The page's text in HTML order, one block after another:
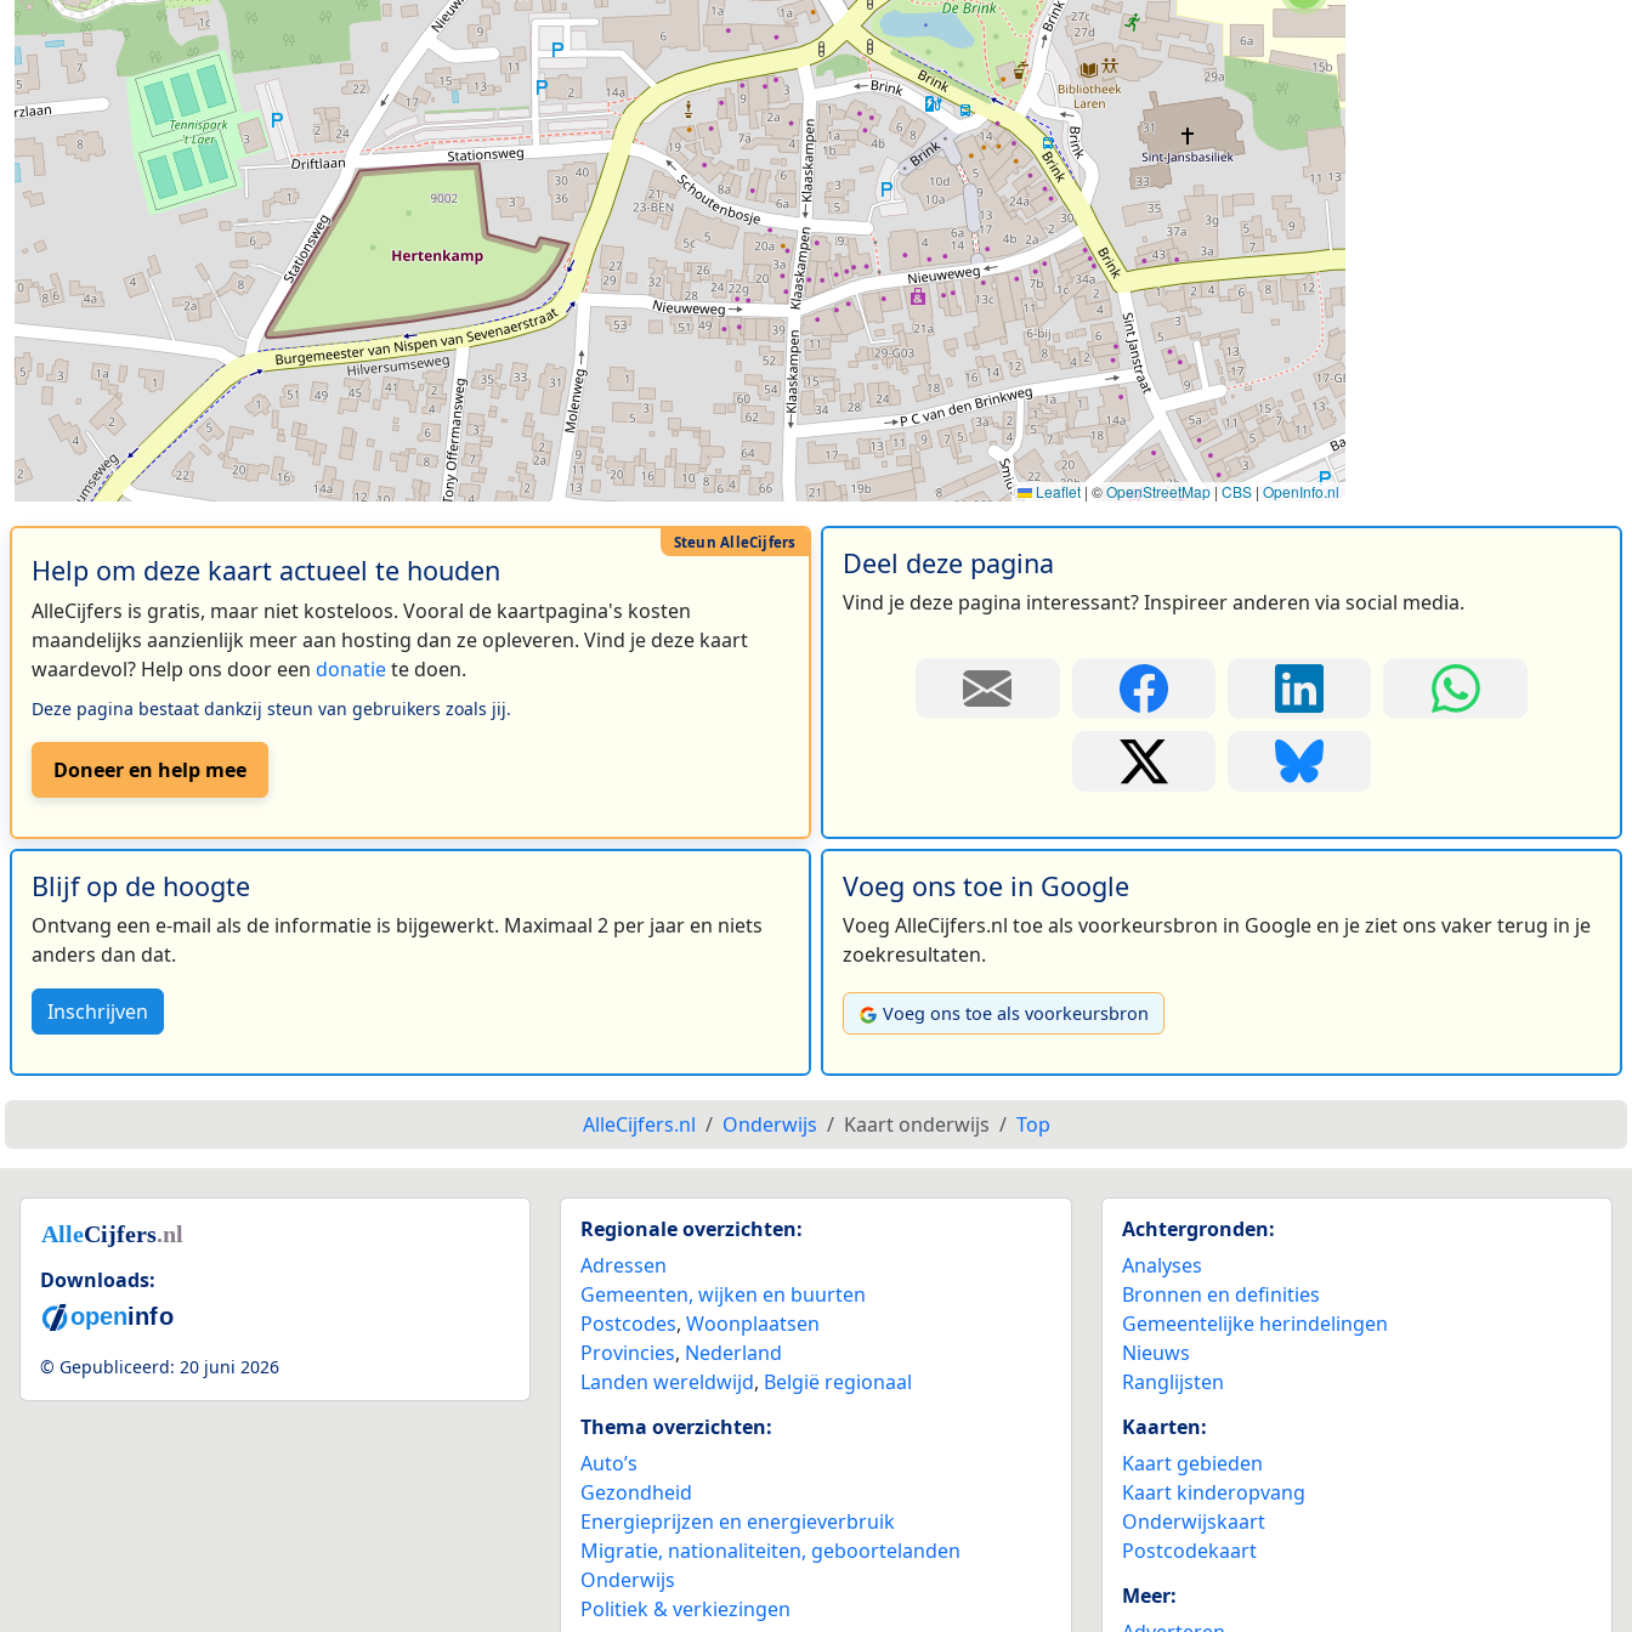
Leaflet | ©OpenStreetMap | CBS | OpenInfo.nl
Help om deze kaart actueel te houden
AlleCijfers is gratis, maar niet kosteloos. Vooral de kaartpagina's kosten
maandelijks aanzienlijk meer aan hosting dan ze opleveren. Vind je deze kaart
waardevol? Help ons door een donatiete doen.
Deze pagina bestaat dankzij steun van gebruikers zoals jij.
Doneer en help mee
Deel deze pagina
Vind je deze pagina interessant? Inspireer anderen via social media.
Blijf op de hoogte
Ontvang een e-mail als de informatie is bijgewerkt. Maximaal 2 per jaar en niets
anders dan dat.
Inschrijven
Voeg ons toe in Google
Voeg AlleCijfers.nl toe als voorkeursbron in Google en je ziet ons vaker terug in je
zoekresultaten.
Voeg ons toe als voorkeursbron
AlleCijfers.nl Onderwijs Kaart onderwijs Top
Downloads:
© Gepubliceerd: 20 juni 2026
Regionale overzichten:
Adressen
Gemeenten, wijken en buurten
Postcodes,Woonplaatsen
Provincies, Nederland
Landen wereldwijd, België regionaal
Thema overzichten:
Auto’s
Gezondheid
Energieprijzen en energieverbruik
Migratie, nationaliteiten, geboortelanden
Onderwijs
Politiek & verkiezingen
Achtergronden:
Analyses
Bronnen en definities
Gemeentelijke herindelingen
Nieuws
Ranglijsten
Kaarten:
Kaart gebieden
Kaart kinderopvang
Onderwijskaart
Postcodekaart
Meer: